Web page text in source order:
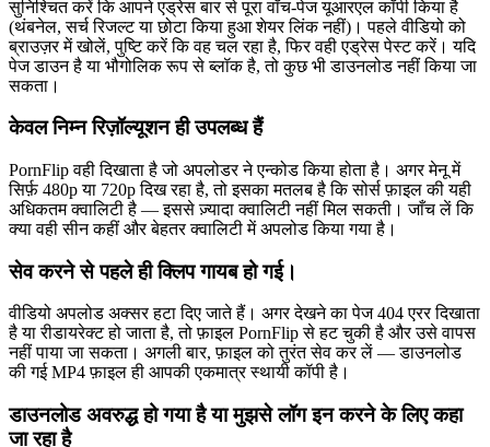
सुनिश्चित करें कि आपने एड्रेस बार से पूरा वॉच-पेज यूआरएल कॉपी किया है
(थंबनेल, सर्च रिजल्ट या छोटा किया हुआ शेयर लिंक नहीं)। पहले वीडियो को
ब्राउज़र में खोलें, पुष्टि करें कि वह चल रहा है, फिर वही एड्रेस पेस्ट करें। यदि
पेज डाउन है या भौगोलिक रूप से ब्लॉक है, तो कुछ भी डाउनलोड नहीं किया जा
सकता।
केवल निम्न रिज़ॉल्यूशन ही उपलब्ध हैं
PornFlip वही दिखाता है जो अपलोडर ने एन्कोड किया होता है। अगर मेनू में
सिर्फ़ 480p या 720p दिख रहा है, तो इसका मतलब है कि सोर्स फ़ाइल की यही
अधिकतम क्वालिटी है — इससे ज़्यादा क्वालिटी नहीं मिल सकती। जाँच लें कि
क्या वही सीन कहीं और बेहतर क्वालिटी में अपलोड किया गया है।
सेव करने से पहले ही क्लिप गायब हो गई।
वीडियो अपलोड अक्सर हटा दिए जाते हैं। अगर देखने का पेज 404 एरर दिखाता
है या रीडायरेक्ट हो जाता है, तो फ़ाइल PornFlip से हट चुकी है और उसे वापस
नहीं पाया जा सकता। अगली बार, फ़ाइल को तुरंत सेव कर लें — डाउनलोड
की गई MP4 फ़ाइल ही आपकी एकमात्र स्थायी कॉपी है।
डाउनलोड अवरुद्ध हो गया है या मुझसे लॉग इन करने के लिए कहा
जा रहा है